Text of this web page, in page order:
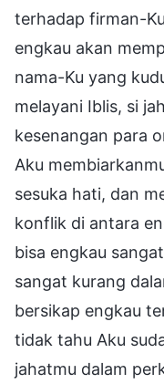
terhadap firman-
engkau akan
nama-Ku yang
melayani Iblis, si
kesenangan para
Aku
sesuka hati, dan
konflik di antara
bisa engkau
sangat kurang
bersikap engkau
tidak tahu Aku
jahatmu dalam